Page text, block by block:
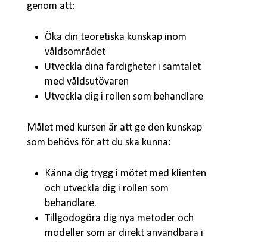
genom att:
Öka din teoretiska kunskap inom
våldsområdet
Utveckla dina färdigheter i samtalet
med våldsutövaren
Utveckla dig i rollen som behandlare
Målet med kursen är att ge den kunskap
som behövs för att du ska kunna:
Känna dig trygg i mötet med klienten
och utveckla dig i rollen som
behandlare.
Tillgodogöra dig nya metoder och
modeller som är direkt användbara i